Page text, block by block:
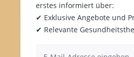
erstes informiert über:
✔ Exklusive Angebote und
✔ Relevante